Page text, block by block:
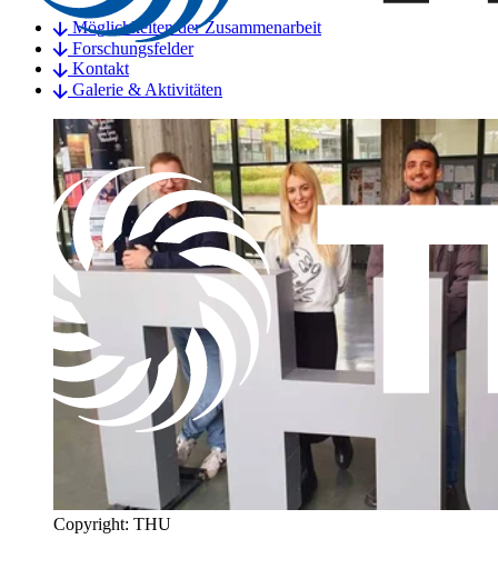
Möglichkeiten der Zusammenarbeit
Forschungsfelder
Kontakt
Galerie & Aktivitäten
Copyright: THU